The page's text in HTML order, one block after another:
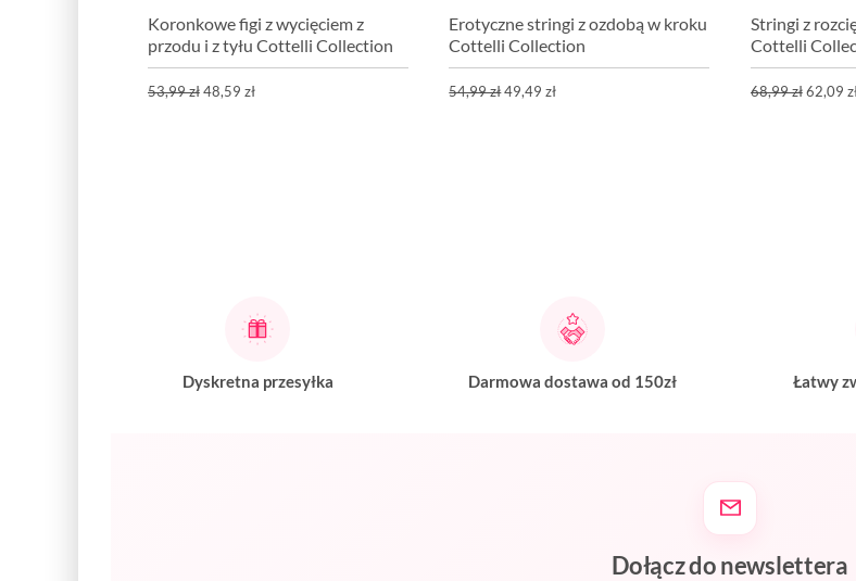
Koronkowe figi z wycięciem z
przodu i z tyłu Cottelli Collection
53,99 zł48,59 zł
Erotyczne stringi z ozdobą w kroku
Cottelli Collection
54,99 zł49,49 zł
Stringi z
Cottelli
68,99 zł 62,09
Dyskretna przesyłka Darmowa dostawa od 150zł Łatwy
Dołącz do newslettera